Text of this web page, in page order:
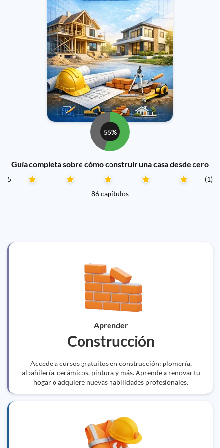
55%
Guía completa sobre cómo construir una casa desde cero
5
(1)
86 capítulos
Aprender
Construcción
Accede a cursos gratuitos en construcción: plomería,
albañilería, cerámicos, pintura y más. Aprende a renovar tu
hogar o adquiere nuevas habilidades profesionales.